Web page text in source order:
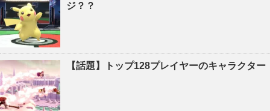
ジ？？
【話題】トップ128プレイヤーのキャラクター